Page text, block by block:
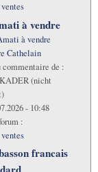
à vendre
à vendre
Cathelain
commentaire de :
(nicht
- 10:48
:
francais